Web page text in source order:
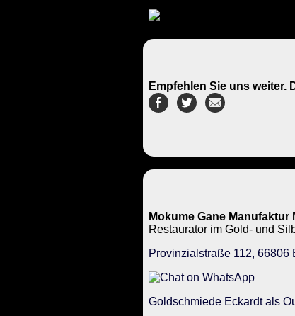
Empfehlen Sie uns weiter.
Mokume Gane Manufaktur
Restaurator im Gold- und
Provinzialstraße 112, 66806
Goldschmiede Eckardt als